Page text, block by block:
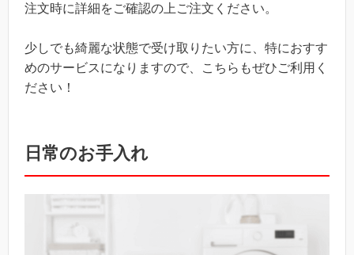
注文時に詳細をご確認の上ご注文ください。
少しでも綺麗な状態で受け取りたい方に、特におすす
めのサービスになりますので、こちらもぜひご利用く
ださい！
日常のお手入れ